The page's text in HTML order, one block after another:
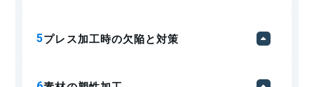
プレス加工時の欠陥と対策